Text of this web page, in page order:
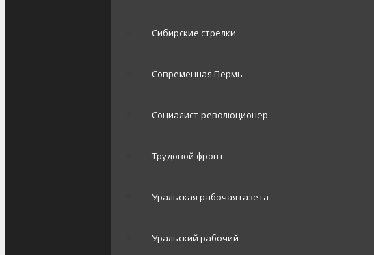
Сибирские стрелки
Современная Пермь
Социалист-революционер
Трудовой фронт
Уральская рабочая газета
Уральский рабочий